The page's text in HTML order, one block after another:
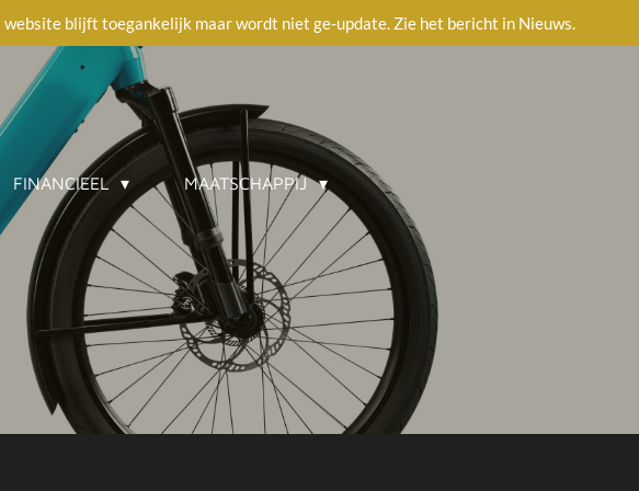
website blijft toegankelijk maar wordt niet ge-update. Zie het bericht in Nieuws.
FINANCIEEL MAATSCHAPPIJ